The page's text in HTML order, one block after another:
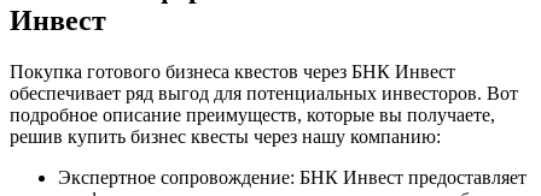
Инвест
Покупка готового бизнеса квестов через БНК Инвест
обеспечивает ряд выгод для потенциальных инвесторов. Вот
подробное описание преимуществ, которые вы получаете,
решив купить бизнес квесты через нашу компанию:
Экспертное сопровождение: БНК Инвест предоставляет